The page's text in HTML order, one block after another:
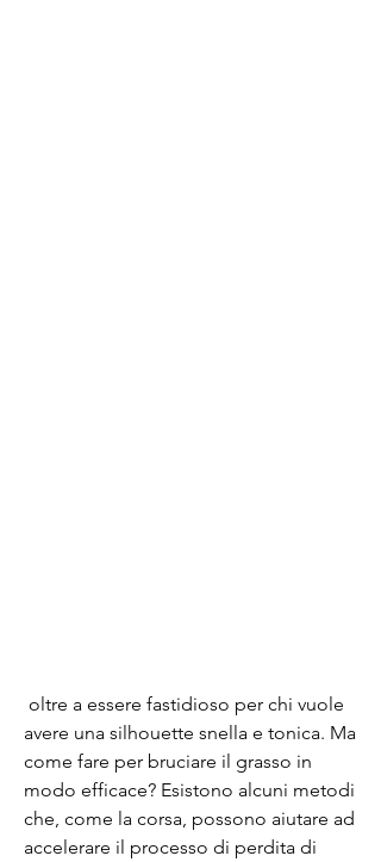
avere una silhouette snella e tonica. Ma
come fare per bruciare il grasso in
modo efficace? Esistono alcuni metodi
che, come la corsa, possono aiutare ad
accelerare il processo di perdita di